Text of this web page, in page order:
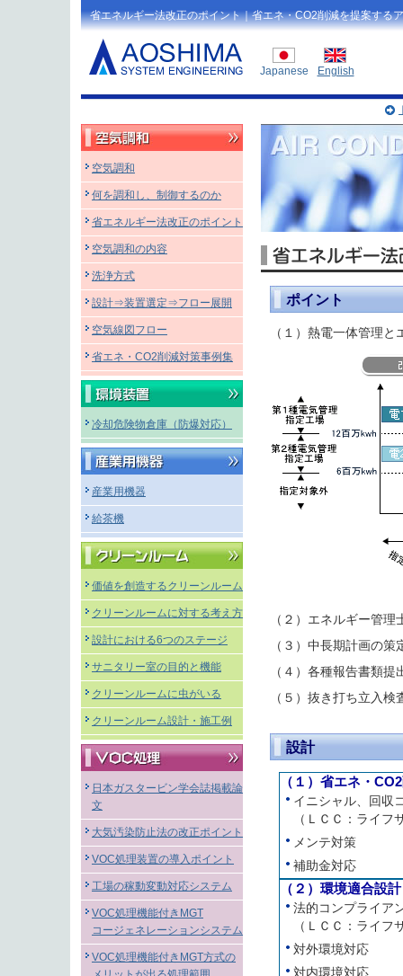
省エネルギー法改正のポイント｜省エネ・CO2削減を提案する
Japanese English
ポイント
（１）熱電一体管理
（２）エネルギー管理
（３）中長期計画の策
（４）各種報告書類提
（５）抜き打ち立入
設計
（１）省エネ・
イニシャル、回収
（ＬＣＣ：ライフ
メンテ対策
補助金対応
（２）環境適合設計
法的コンプライア
（ＬＣＣ：ライフ
対外環境対応
対内環境対応
空気調和
何を調和し、制御するのか
省エネルギー法改正のポイント
空気調和の内容
洗浄方式
設計⇒装置選定⇒フロー展開
空気線図フロー
省エネ・CO2削減対策事例集
冷却危険物倉庫（防爆対応）
産業用機器
給茶機
価値を創造するクリーンルーム
クリーンルームに対する考え方
設計における6つのステージ
サニタリー室の目的と機能
クリーンルームに虫がいる
クリーンルーム設計・施工例
日本ガスタービン学会誌掲載論
文
大気汚染防止法の改正ポイント
VOC処理装置の導入ポイント
工場の稼動変動対応システム
VOC処理機能付きMGT
コージェネレーションシステム
VOC処理機能付きMGT方式の